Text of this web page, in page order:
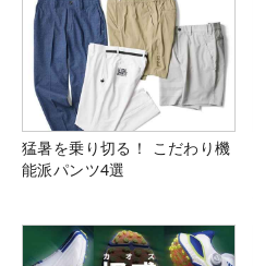
猛暑を乗り切る！ こだわり機
能派パンツ4選